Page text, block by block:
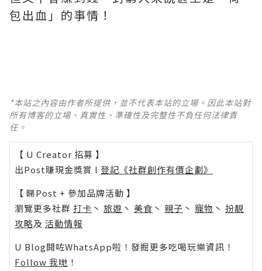
包出血」的事情！
*本站之內容由作者所提供，並不代表本站的立場。因此本站對
所有博客的立場、真實性、準確性及完整性不負任何法律責
任。
【 U Creator 招募 】
出Post賺現金獎賞 l 登記《社群創作有價企劃》
【 睇Post + 參加品牌活動 】
瀏覽更多社群 打卡 丶 旅遊 丶 美食 丶 親子 丶 寵物 丶 扮靚
攻略及 活動情報
U Blog開咗WhatsApp啦！發掘更多吃喝玩樂資訊！
Follow 我哋 ！